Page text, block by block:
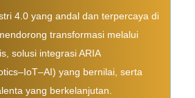
4.0 yang andal dan terpercaya di
transformasi melalui
solusi integrasi ARIA
yang bernilai, serta
yang berkelanjutan.